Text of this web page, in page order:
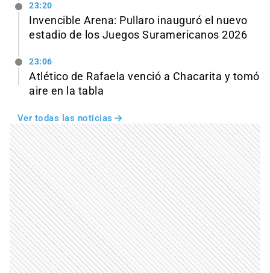
23:20
Invencible Arena: Pullaro inauguró el nuevo
estadio de los Juegos Suramericanos 2026
23:06
Atlético de Rafaela venció a Chacarita y tomó
aire en la tabla
Ver todas las noticias